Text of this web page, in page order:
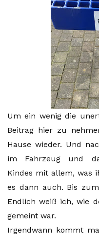
Um ein wenig die
Beitrag hier zu
Hause wieder. Und
im Fahrzeug und
Kindes mit allem, was
es dann auch. Bis
Endlich weiß ich, wie
gemeint war.
Irgendwann kommt